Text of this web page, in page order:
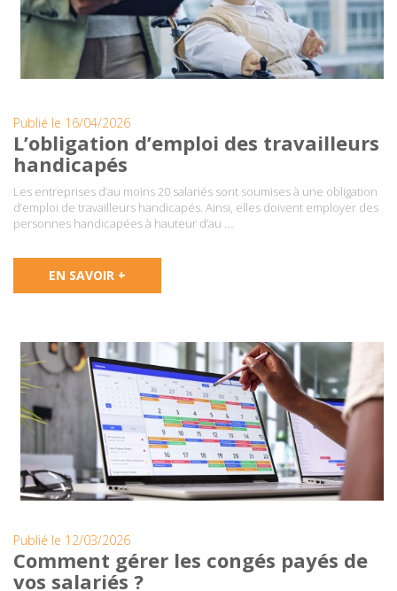
Publié le 16/04/2026
L’obligation d’emploi des travailleurs
handicapés
Les entreprises d’au moins 20 salariés sont soumises à une obligation
d’emploi de travailleurs handicapés. Ainsi, elles doivent employer des
personnes handicapées à hauteur d’au ….
EN SAVOIR +
Publié le 12/03/2026
Comment gérer les congés payés de
vos salariés ?